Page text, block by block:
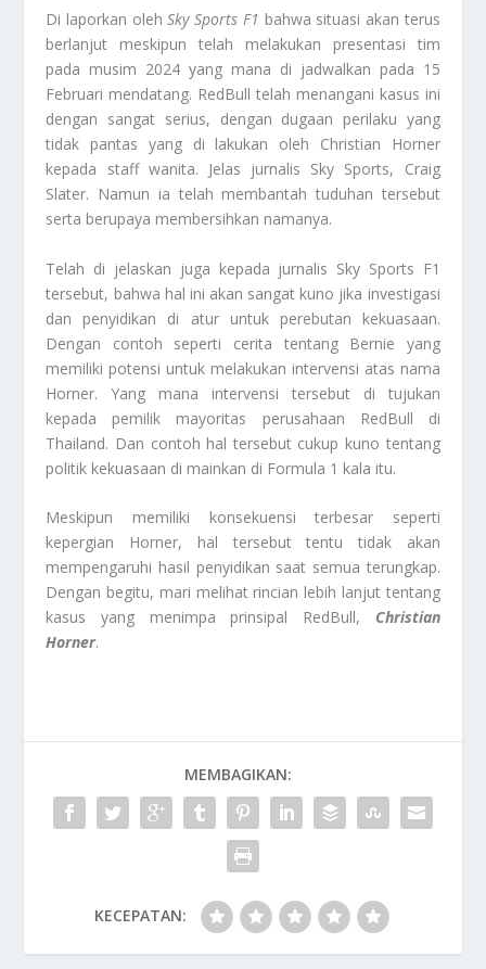
Di laporkan olehSky Sports F1 bahwa situasi akan terus
berlanjut meskipun telah melakukan presentasi tim
pada musim 2024 yang mana di jadwalkan pada 15
Februari mendatang. RedBull telah menangani kasus ini
dengan sangat serius, dengan dugaan perilaku yang
tidak pantas yang di lakukan oleh Christian Horner
kepada staff wanita. Jelas jurnalis Sky Sports, Craig
Slater. Namun ia telah membantah tuduhan tersebut
serta berupaya membersihkan namanya.
Telah di jelaskan juga kepada jurnalis Sky Sports F1
tersebut, bahwa hal ini akan sangat kuno jika investigasi
dan penyidikan di atur untuk perebutan kekuasaan.
Dengan contoh seperti cerita tentang Bernie yang
memiliki potensi untuk melakukan intervensi atas nama
Horner. Yang mana intervensi tersebut di tujukan
kepada pemilik mayoritas perusahaan RedBull di
Thailand. Dan contoh hal tersebut cukup kuno tentang
politik kekuasaan di mainkan di Formula 1 kala itu.
Meskipun memiliki konsekuensi terbesar seperti
kepergian Horner, hal tersebut tentu tidak akan
mempengaruhi hasil penyidikan saat semua terungkap.
Dengan begitu, mari melihat rincian lebih lanjut tentang
kasus yang menimpa prinsipal RedBull, Christian
Horner.
MEMBAGIKAN:
KECEPATAN: